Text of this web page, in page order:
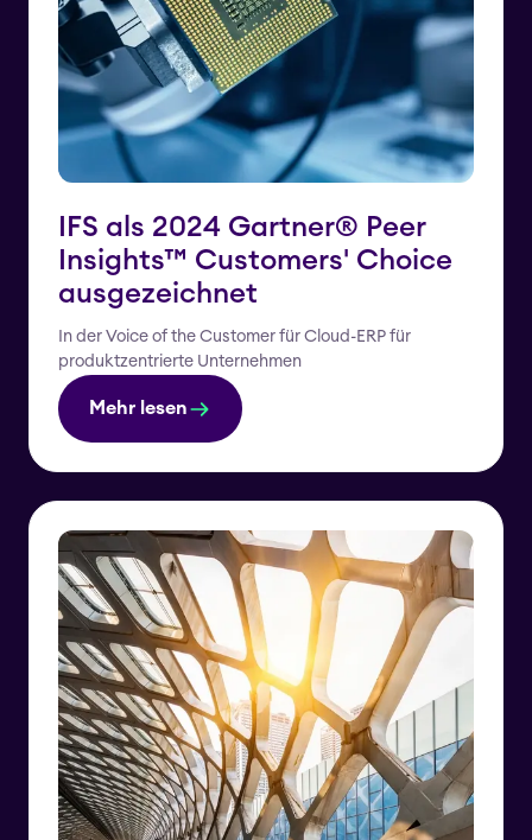
IFS als 2024 Gartner® Peer
Insights™ Customers' Choice
ausgezeichnet
In der Voice of the Customer für Cloud-ERP für
produktzentrierte Unternehmen
Mehr lesen